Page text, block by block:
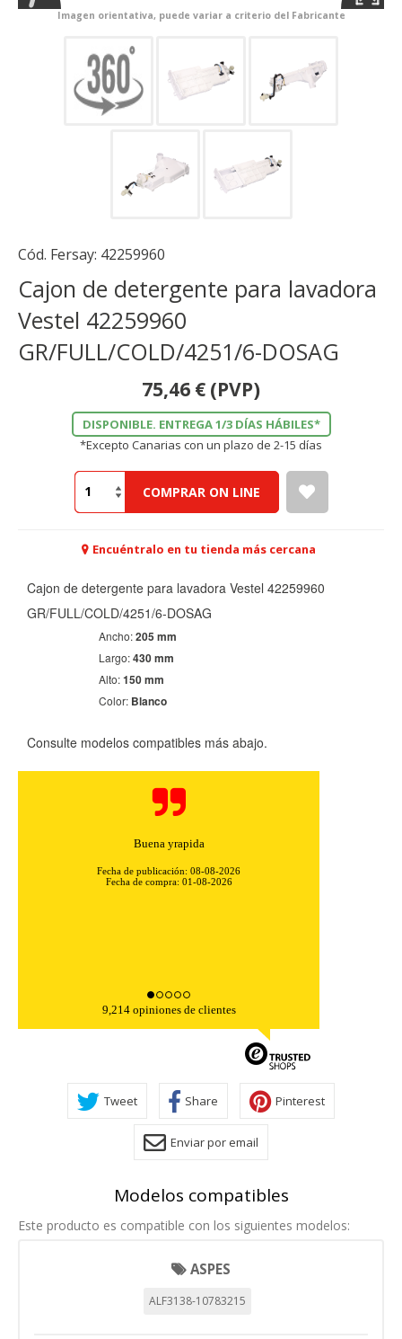
Imagen orientativa, puede variar a criterio del Fabricante
Cód. Fersay: 42259960
Cajon de detergente para lavadora
Vestel 42259960
GR/FULL/COLD/4251/6-DOSAG
75,46 € (PVP)
DISPONIBLE. ENTREGA 1/3 DÍAS HÁBILES*
*Excepto Canarias con un plazo de 2-15 días
COMPRAR ON LINE
Encuéntralo en tu tienda más cercana
Cajon de detergente para lavadora Vestel 42259960
GR/FULL/COLD/4251/6-DOSAG
Ancho:205 mm
Largo:430 mm
Alto:150 mm
Color: Blanco
Consulte modelos compatibles más abajo.
Buena yrapida
Fecha de publicación: 08-08-2026
Fecha de compra: 01-08-2026
9,214 opiniones de clientes
Tweet Share Pinterest
Enviar por email
Modelos compatibles
Este producto es compatible con los siguientes modelos:
ASPES
ALF3138-10783215
CONFIGURACIÓN DE COOKIES